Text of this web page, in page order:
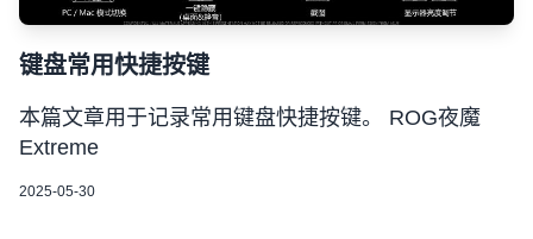
键盘常用快捷按键
本篇文章用于记录常用键盘快捷按键。 ROG夜魔
Extreme
2025-05-30